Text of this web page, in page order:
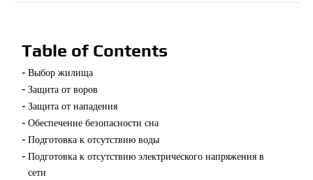
Table of Contents
Выбор жилища
Защита от воров
Защита от нападения
Обеспечение безопасности сна
Подготовка к отсутствию воды
Подготовка к отсутствию электрического напряжения в
сети